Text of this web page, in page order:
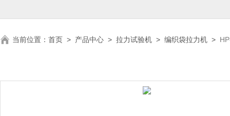
当前位置： 首页 > 产品中心 > 拉力试验机 > 编织袋拉力机 >